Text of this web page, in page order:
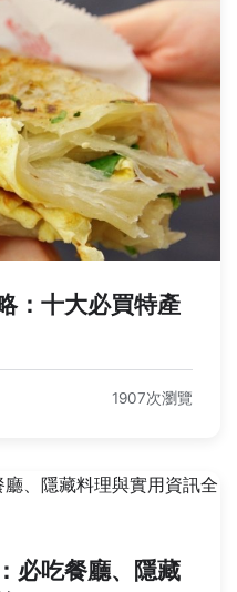
：十大必買特產
1907次瀏覽
必吃餐廳、隱藏